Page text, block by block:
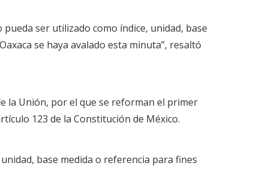
ser utilizado como índice, unidad, base
se haya avalado esta minuta”, resaltó
la Unión, por el que se reforman el primer
123 de la Constitución de México.
base medida o referencia para fines